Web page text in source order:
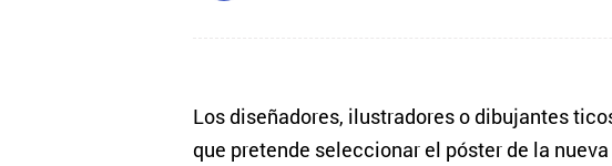
Los diseñadores, ilustradores o dibujantes
que pretende seleccionar el póster de la